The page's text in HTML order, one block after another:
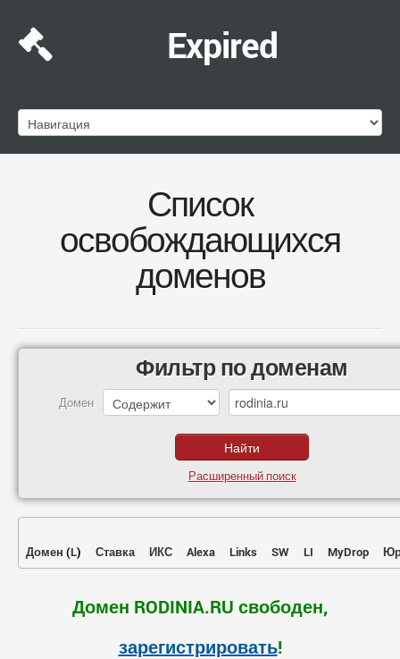
Expired
Список
освобождающихся
доменов
Фильтр по доменам
Домен
Расширенный поиск
Домен (L) Ставка ИКС Alexa Links SW LI MyDrop
Домен RODINIA.RU свободен,
зарегистрировать!